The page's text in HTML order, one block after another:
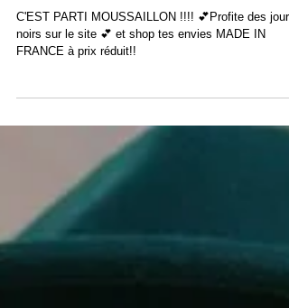
C'EST PARTI MOUSSAILLON !!!! 💕Profite des jours
noirs sur le site 💕 et shop tes envies MADE IN
FRANCE à prix réduit!!